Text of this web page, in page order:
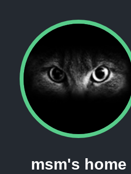
msm's home